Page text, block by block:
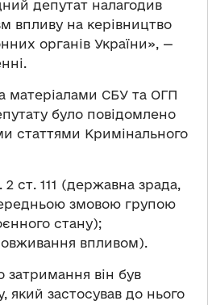
депутат налагодив
впливу на керівництво
органів України», —
матеріалами СБУ та ОГП
було повідомлено
статтями Кримінального
2 ст. 111 (державна зрада,
змовою групою
стану);
впливом).
затримання він був
який застосував до нього